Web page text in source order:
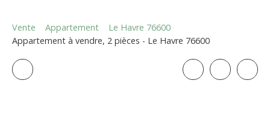
Vente Appartement
Le Havre 76600
Appartement à vendre, 2 pièces - Le Havre 76600